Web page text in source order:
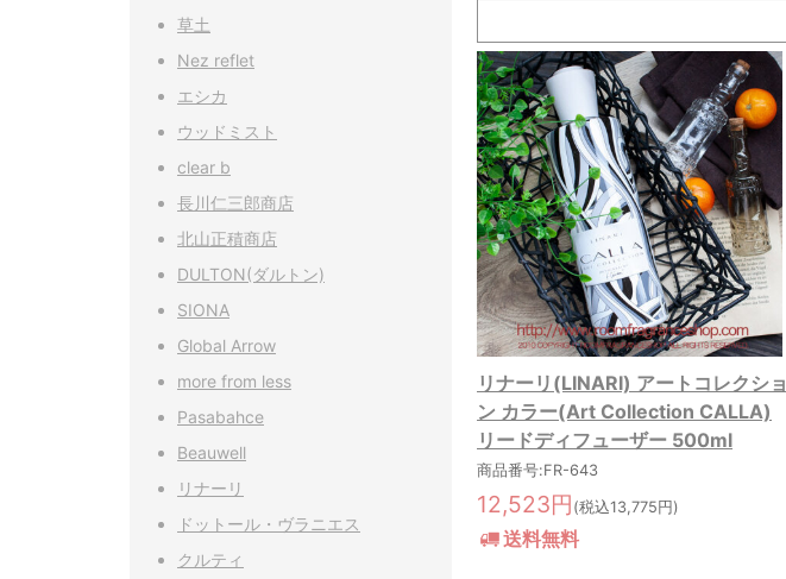
リナーリ(LINARI) アートコレクショ
ン カラー(Art Collection CALLA)
リードディフューザー 500ml
商品番号:FR-643
12,523円 (税込13,775円)
送料無料
草土
Nez reflet
エシカ
ウッドミスト
clear b
長川仁三郎商店
北山正積商店
DULTON(ダルトン)
SIONA
Global Arrow
more from less
Pasabahce
Beauwell
リナーリ
ドットール・ヴラニエス
クルティ